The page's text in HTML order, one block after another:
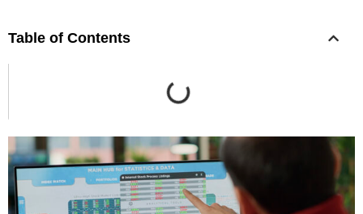
Table of Contents